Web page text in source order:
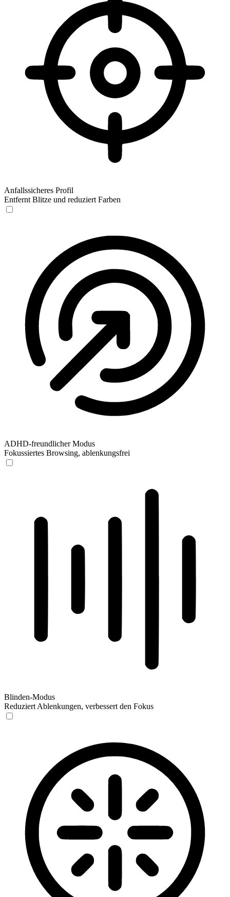
Anfallssicheres Profil
Entfernt Blitze und reduziert Farben
ADHD-freundlicher Modus
Fokussiertes Browsing, ablenkungsfrei
Blinden-Modus
Reduziert Ablenkungen, verbessert den Fokus